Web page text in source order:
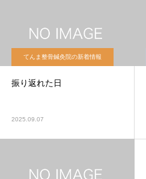
てんま整骨鍼灸院の新着情報
振り返れた日
2025.09.07